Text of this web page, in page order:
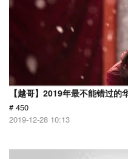
【越哥】2019年最不能错过的
# 450
2019-12-28 10:13